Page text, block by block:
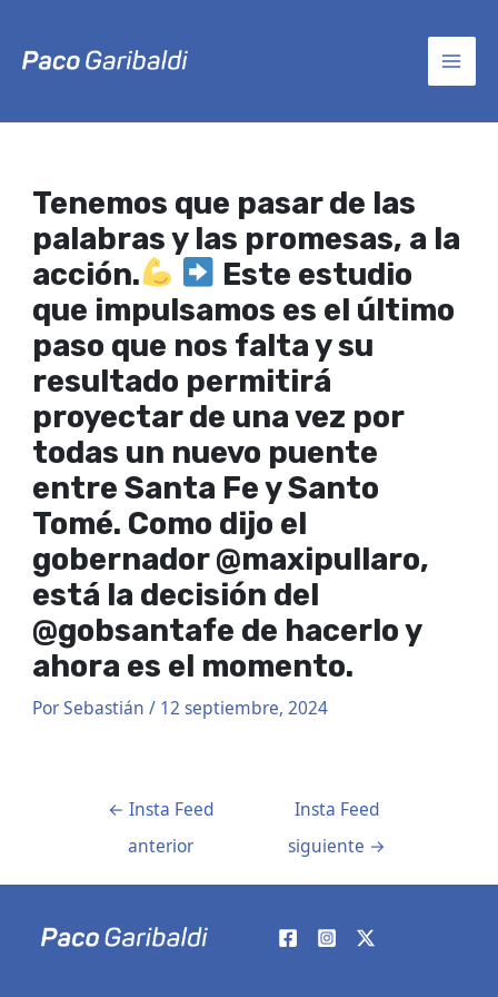
contenido
Tenemos que pasar de las
palabras y las promesas, a la
acción.
Este estudio
que impulsamos es el último
paso que nos falta y su
resultado permitirá
proyectar de una vez por
todas un nuevo puente
entre Santa Fe y Santo
Tomé. Como dijo el
gobernador @maxipullaro,
está la decisión del
@gobsantafe de hacerlo y
ahora es el momento.
PorSebastián / 12 septiembre, 2024
← Insta Feed
anterior
Insta Feed
siguiente →